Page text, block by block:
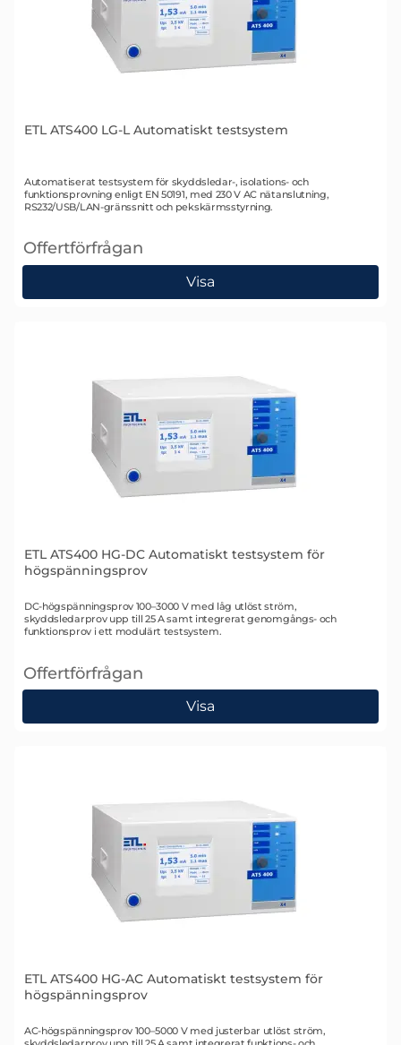
ETL ATS400 LG-L Automatiskt testsystem
Art. nr 2340
Automatiserat testsystem för skyddsledar-, isolations- och
funktionsprovning enligt EN 50191, med 230 V AC nätanslutning,
RS232/USB/LAN-gränssnitt och pekskärmsstyrning.
Offertförfrågan
, ETL ATS400 LG-L Automatiskt testsystem
Visa
ETL ATS400 HG-DC Automatiskt testsystem för
högspänningsprov
Art. nr 2339
DC-högspänningsprov 100–3000 V med låg utlöst ström,
skyddsledarprov upp till 25 A samt integrerat genomgångs- och
funktionsprov i ett modulärt testsystem.
Offertförfrågan
, ETL ATS400 HG-DC Automatiskt testsystem för
Visa
ETL ATS400 HG-AC Automatiskt testsystem för
högspänningsprov
Art. nr 2338
AC-högspänningsprov 100–5000 V med justerbar utlöst ström,